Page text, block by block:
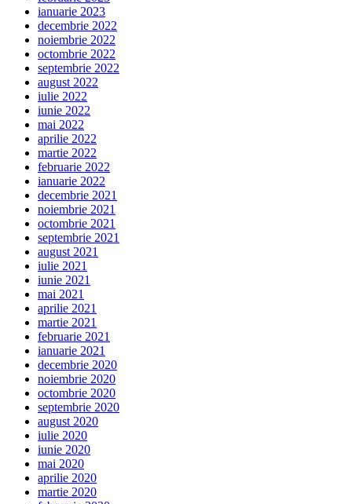
ianuarie 2023
decembrie 2022
noiembrie 2022
octombrie 2022
septembrie 2022
august 2022
iulie 2022
iunie 2022
mai 2022
aprilie 2022
martie 2022
februarie 2022
ianuarie 2022
decembrie 2021
noiembrie 2021
octombrie 2021
septembrie 2021
august 2021
iulie 2021
iunie 2021
mai 2021
aprilie 2021
martie 2021
februarie 2021
ianuarie 2021
decembrie 2020
noiembrie 2020
octombrie 2020
septembrie 2020
august 2020
iulie 2020
iunie 2020
mai 2020
aprilie 2020
martie 2020